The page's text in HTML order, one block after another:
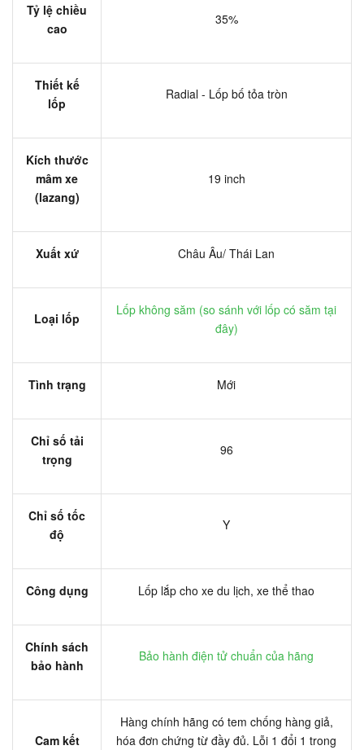
Tỷ lệ chiều
cao
35%
Thiết kế
lốp
Radial - Lốp bố tỏa tròn
Kích thước
mâm xe
(lazang)
19 inch
Xuất xứ Châu Âu/ Thái Lan
Loại lốp
Lốp không săm (so sánh với lốp có săm tại
đây)
Tình trạng Mới
Chỉ số tải
trọng
96
Chỉ số tốc
độ
Y
Công dụng Lốp lắp cho xe du lịch, xe thể thao
Chính sách
bảo hành
Bảo hành điện tử chuẩn của hãng
Cam kết
Hàng chính hãng có tem chống hàng giả,
hóa đơn chứng từ đầy đủ. Lỗi 1 đổi 1 trong